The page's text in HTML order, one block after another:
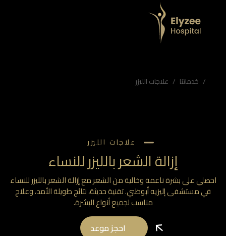
خدماتنا علاجات الليزر
علاجات الليزر
إزالة الشعر بالليزر للنساء
على بشرة ناعمة وخالية من الشعر مع إزالة الشعر بالليزر للنساء
في مستشفى إليزيه أبوظبي. تقنية حديثة، نتائج طويلة الأمد، وعلاج
مناسب لجميع أنواع البشرة.
احجز موعد